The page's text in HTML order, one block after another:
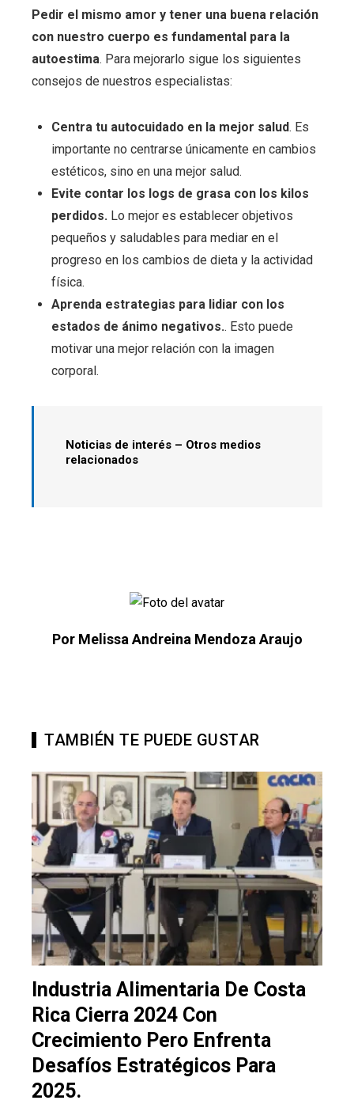
Pedir el mismo amor y tener una buena relación
con nuestro cuerpo es fundamental para la
autoestima. Para mejorarlo sigue los siguientes
consejos de nuestros especialistas:
Centra tu autocuidado en la mejor salud. Es
importante no centrarse únicamente en cambios
estéticos, sino en una mejor salud.
Evite contar los logs de grasa con los kilos
perdidos. Lo mejor es establecer objetivos
pequeños y saludables para mediar en el
progreso en los cambios de dieta y la actividad
física.
Aprenda estrategias para lidiar con los
estados de ánimo negativos.. Esto puede
motivar una mejor relación con la imagen
corporal.
Noticias de interés – Otros medios
relacionados
Por Melissa Andreina Mendoza Araujo
TAMBIÉN TE PUEDE GUSTAR
Industria Alimentaria De Costa
Rica Cierra 2024 Con
Crecimiento Pero Enfrenta
Desafíos Estratégicos Para
2025.